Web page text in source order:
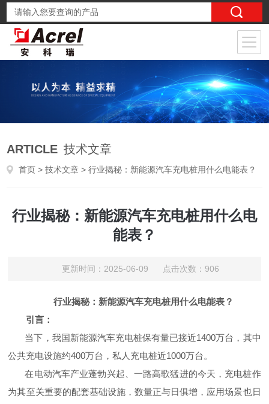
ARTICLE 技术文章
首页 >技术文章 > 行业揭秘：新能源汽车充电桩用什么电能表？
行业揭秘：新能源汽车充电桩用什么电
能表？
更新时间：2025-06-09 点击次数：906
行业揭秘： 新能源汽车充电桩用什么电能表？
引言：
当下，我国新能源汽车充电桩保有量已接近1400万台，其中
公共充电设施约400万台，私人充电桩近1000万台。
在电动汽车产业蓬勃兴起、一路高歌猛进的今天，充电桩作
为其至关重要的配套基础设施，数量正与日俱增，应用场景也日